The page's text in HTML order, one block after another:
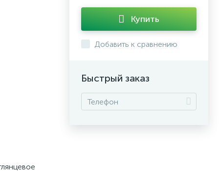
Купить
Добавить к сравнению
Быстрый заказ